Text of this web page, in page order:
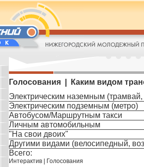
Голосования | Каким видом
Электрическим наземным (трамвай,
Электрическим подземным (метро)
Автобусом/Маршрутным такси
Личным автомобильным
"На свои двоих"
Другими видами (велосипедный,
Всего:
Интерактив Голосования